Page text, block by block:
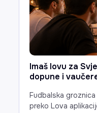
Imaš lovu za
dopune i
Fudbalska
preko Lova